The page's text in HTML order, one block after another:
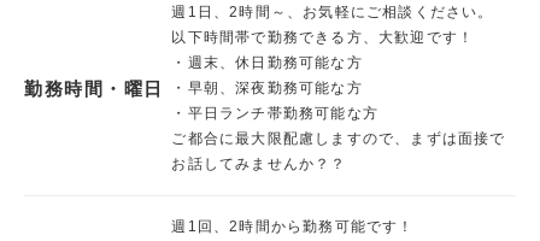
勤務時間・曜日
週1日、2時間～、お気軽にご相談ください。
以下時間帯で勤務できる方、大歓迎です！
・週末、休日勤務可能な方
・早朝、深夜勤務可能な方
・平日ランチ帯勤務可能な方
ご都合に最大限配慮しますので、まずは面接で
お話してみませんか？？
週1回、2時間から勤務可能です！